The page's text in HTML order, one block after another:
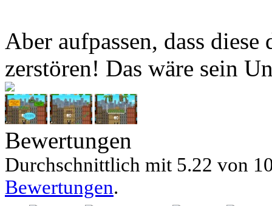
Aber aufpassen, dass
zerstören! Das wäre sein
Bewertungen
Durchschnittlich mit 5.22 von
Bewertungen.